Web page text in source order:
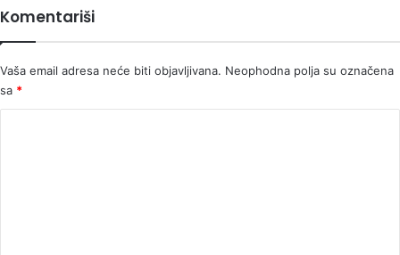
Komentariši
Vaša email adresa neće biti objavljivana. Neophodna polja su označena
sa *